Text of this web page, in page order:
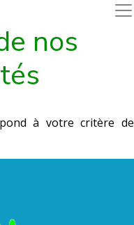
nos
à votre critère de